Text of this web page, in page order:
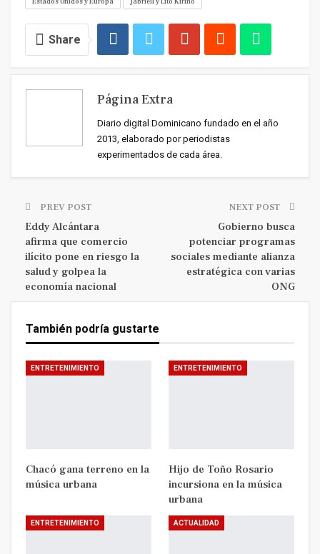
Share
Página Extra
Diario digital Dominicano fundado en el año
2013, elaborado por periodistas
experimentados de cada área.
PREV POST
Eddy Alcántara
afirma que comercio
ilícito pone en riesgo la
salud y golpea la
economía nacional
NEXT POST
Gobierno busca
potenciar programas
sociales mediante alianza
estratégica con varias
ONG
También podría gustarte
ENTRETENIMIENTO
Chacó gana terreno en la
música urbana
ENTRETENIMIENTO
Hijo de Toño Rosario
incursiona en la música
urbana
ENTRETENIMIENTO ACTUALIDAD